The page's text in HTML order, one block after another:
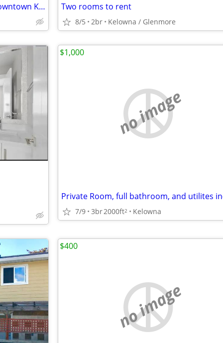
Furnished Private Room & Bath Downtown Kelowna Two rooms to rent
8/5 2br Kelowna / Glenmore
no image
7/9 3br2000ft2 Kelowna
$1,000
no image
$400